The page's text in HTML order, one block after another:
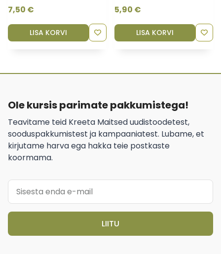
7,50 €
LISA KORVI
5,90 €
LISA KORVI
Ole kursis parimate pakkumistega!
Teavitame teid Kreeta Maitsed uudistoodetest,
sooduspakkumistest ja kampaaniatest. Lubame, et
kirjutame harva ega hakka teie postkaste
koormama.
LIITU